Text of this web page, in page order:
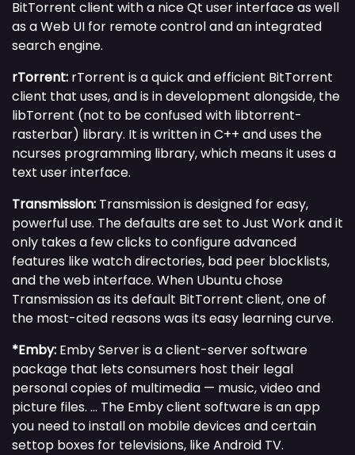
BitTorrent client with a nice Qt user interface as well
as a Web UI for remote control and an integrated
search engine.
rTorrent: rTorrent is a quick and efficient BitTorrent
client that uses, and is in development alongside, the
libTorrent (not to be confused with libtorrent-
rasterbar) library. It is written in C++ and uses the
ncurses programming library, which means it uses a
text user interface.
Transmission: Transmission is designed for easy,
powerful use. The defaults are set to Just Work and it
only takes a few clicks to configure advanced
features like watch directories, bad peer blocklists,
and the web interface. When Ubuntu chose
Transmission as its default BitTorrent client, one of
the most-cited reasons was its easy learning curve.
*Emby: Emby Server is a client-server software
package that lets consumers host their legal
personal copies of multimedia — music, video and
picture files. … The Emby client software is an app
you need to install on mobile devices and certain
settop boxes for televisions, like Android TV.